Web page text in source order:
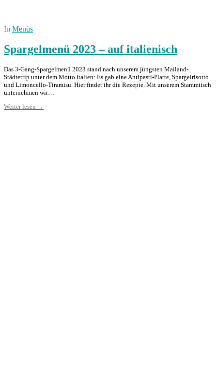
In Menüs
Spargelmenü 2023 – auf italienisch
Das 3-Gang-Spargelmenü 2023 stand nach unserem jüngsten Mailand-
Städtetrip unter dem Motto Italien: Es gab eine Antipasti-Platte, Spargelrisotto
und Limoncello-Tiramisu. Hier findet ihr die Rezepte. Mit unserem Stammtisch
unternehmen wir…
Weiter lesen →